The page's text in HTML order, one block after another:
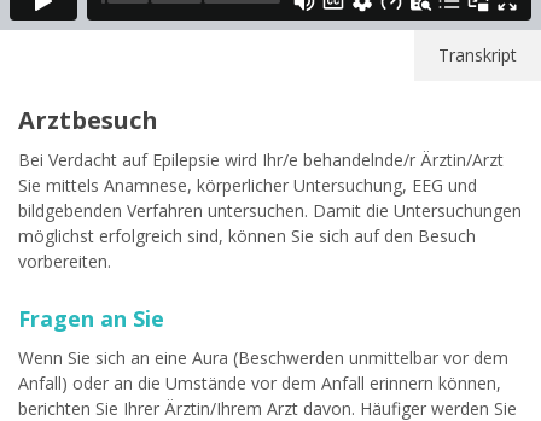
Transkript
Arztbesuch
Bei Verdacht auf Epilepsie wird Ihr/e behandelnde/r Ärztin/Arzt
Sie mittels Anamnese, körperlicher Untersuchung, EEG und
bildgebenden Verfahren untersuchen. Damit die Untersuchungen
möglichst erfolgreich sind, können Sie sich auf den Besuch
vorbereiten.
Fragen an Sie
Wenn Sie sich an eine Aura (Beschwerden unmittelbar vor dem
Anfall) oder an die Umstände vor dem Anfall erinnern können,
berichten Sie Ihrer Ärztin/Ihrem Arzt davon. Häufiger werden Sie